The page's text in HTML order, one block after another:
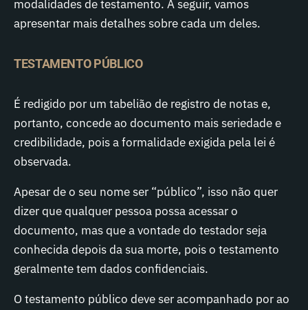
modalidades de testamento. A seguir, vamos
apresentar mais detalhes sobre cada um deles.
TESTAMENTO PÚBLICO
É redigido por um tabelião de registro de notas e,
portanto, concede ao documento mais seriedade e
credibilidade, pois a formalidade exigida pela lei é
observada.
Apesar de o seu nome ser “público”, isso não quer
dizer que qualquer pessoa possa acessar o
documento, mas que a vontade do testador seja
conhecida depois da sua morte, pois o testamento
geralmente tem dados confidenciais.
O testamento público deve ser acompanhado por ao